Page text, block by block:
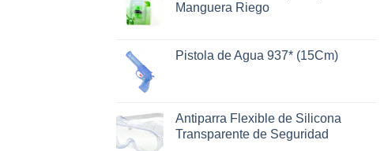
Manguera Riego
Pistola de Agua 937* (15Cm)
Antiparra Flexible de Silicona
Transparente de Seguridad